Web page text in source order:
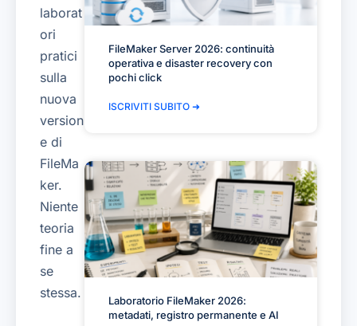
laborat
ori
pratici
sulla
nuova
version
e di
FileMa
ker.
Niente
teoria
fine a
se
stessa.
FileMaker Server 2026: continuità
operativa e disaster recovery con
pochi click
ISCRIVITI SUBITO ➜
Laboratorio FileMaker 2026:
metadati, registro permanente e AI